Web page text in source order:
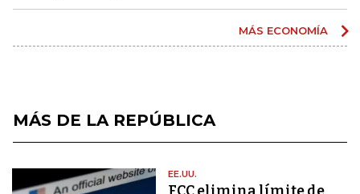
MÁS ECONOMÍA
MÁS DE LA REPÚBLICA
EE.UU.